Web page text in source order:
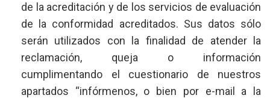
de la acreditación y de los servicios de evaluación
de la conformidad acreditados. Sus datos sólo
serán utilizados con la finalidad de atender la
reclamación, queja o información
cumplimentando el cuestionario de nuestros
apartados “infórmenos, o bien por e-mail a la